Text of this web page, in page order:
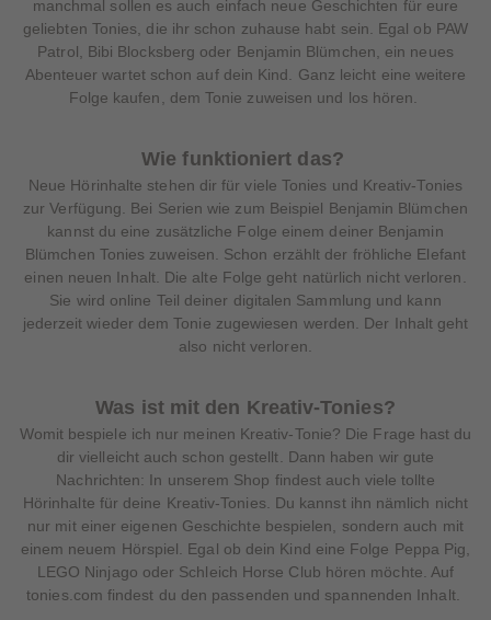
manchmal sollen es auch einfach neue Geschichten für eure
geliebten Tonies, die ihr schon zuhause habt sein. Egal ob PAW
Patrol, Bibi Blocksberg oder Benjamin Blümchen, ein neues
Abenteuer wartet schon auf dein Kind. Ganz leicht eine weitere
Folge kaufen, dem Tonie zuweisen und los hören.
Wie funktioniert das?
Neue Hörinhalte stehen dir für viele Tonies und Kreativ-Tonies
zur Verfügung. Bei Serien wie zum Beispiel Benjamin Blümchen
kannst du eine zusätzliche Folge einem deiner Benjamin
Blümchen Tonies zuweisen. Schon erzählt der fröhliche Elefant
einen neuen Inhalt. Die alte Folge geht natürlich nicht verloren.
Sie wird online Teil deiner digitalen Sammlung und kann
jederzeit wieder dem Tonie zugewiesen werden. Der Inhalt geht
also nicht verloren.
Was ist mit den Kreativ-Tonies?
Womit bespiele ich nur meinen Kreativ-Tonie? Die Frage hast du
dir vielleicht auch schon gestellt. Dann haben wir gute
Nachrichten: In unserem Shop findest auch viele tollte
Hörinhalte für deine Kreativ-Tonies. Du kannst ihn nämlich nicht
nur mit einer eigenen Geschichte bespielen, sondern auch mit
einem neuem Hörspiel. Egal ob dein Kind eine Folge Peppa Pig,
LEGO Ninjago oder Schleich Horse Club hören möchte. Auf
tonies.com findest du den passenden und spannenden Inhalt.